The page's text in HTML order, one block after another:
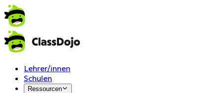
Lehrer/innen
Schulen
Ressourcen